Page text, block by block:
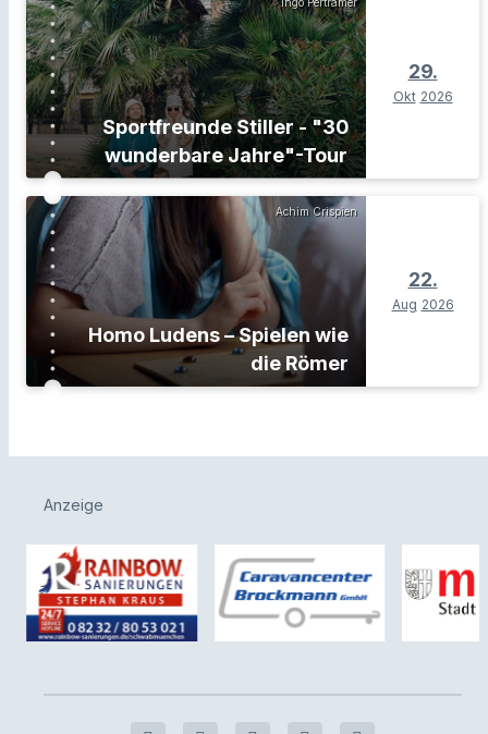
Sportfreunde Stiller - "30
wunderbare Jahre"-Tour
29.
Okt 2026
Achim Crispien
Homo Ludens – Spielen wie
die Römer
22.
Aug 2026
Anzeige